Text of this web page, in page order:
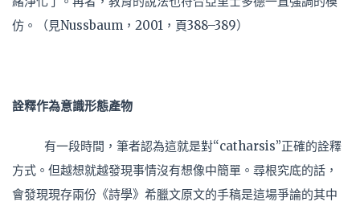
仿。（見Nussbaum，2001，頁388–389）
詮釋作為意識形態產物
有一段時間，筆者認為這就是對“catharsis”正確的詮釋
方式。但越想就越發現事情沒有想像中簡單。尋根究底的話，
會發現現存兩份《詩學》希臘文原文的手稿是這場爭論的其中